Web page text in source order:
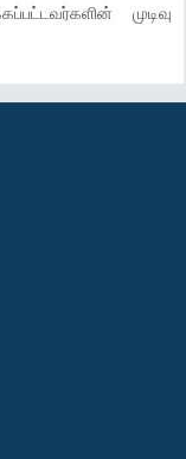
முடிவு